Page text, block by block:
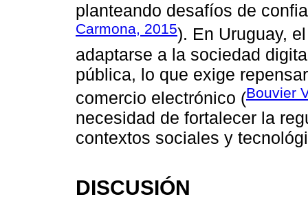
planteando desafíos de
Carmona, 2015). En Uruguay,
adaptarse a la sociedad
pública, lo que exige
comercio electrónico (Bouvier
necesidad de fortalecer la
contextos sociales y
DISCUSIÓN